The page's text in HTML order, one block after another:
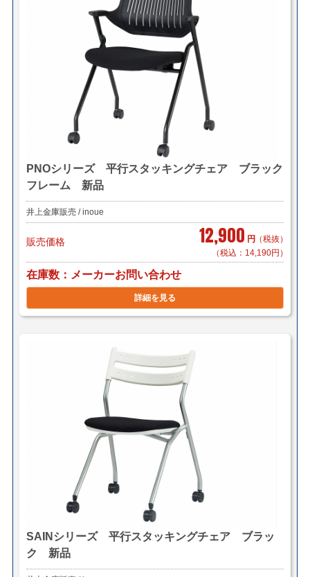
PNOシリーズ 平行スタッキングチェア ブラック
フレーム 新品
井上金庫販売 / inoue
販売価格 12,900 円 （税抜）
（税込：14,190円）
在庫数 メーカーお問い合わせ
詳細を見る
SAINシリーズ 平行スタッキングチェア ブラッ
ク 新品